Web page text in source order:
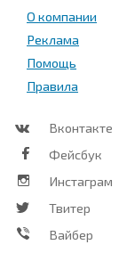
О компании
Реклама
Помощь
Правила
Вконтакте
Фейсбук
Инстаграм
Твитер
Вайбер